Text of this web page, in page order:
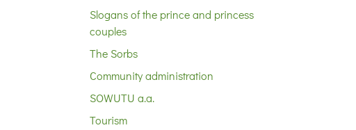
Slogans of the prince and princess
couples
The Sorbs
Community administration
SOWUTU a.a.
Tourism